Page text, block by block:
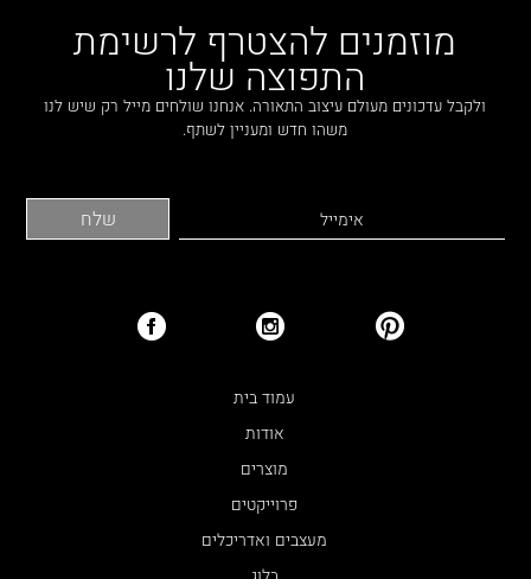
מוזמנים להצטרף לרשימת
התפוצה שלנו
ולקבל עדכונים מעולם עיצוב התאורה. אנחנו שולחים מייל רק שיש לנו
משהו חדש ומעניין לשתף.
עמוד בית
אודות
מוצרים
פרוייקטים
מעצבים ואדריכלים